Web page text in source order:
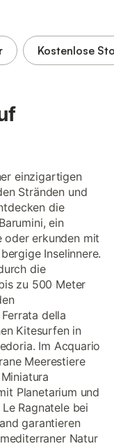
Kostenlose
einzigartigen
Stränden und
die
ein
oder erkunden mit
Inselinnere.
die
zu 500 Meter
della
Kitesurfen in
Im Acquario
Meerestiere
Planetarium und
Ragnatele bei
garantieren
Natur